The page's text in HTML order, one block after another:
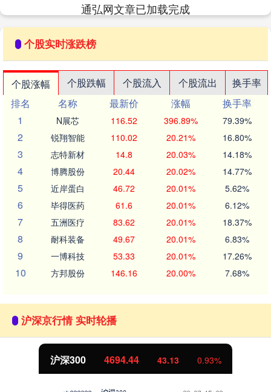
通弘网文章已加载完成
个股实时涨跌榜
个股涨幅 个股跌幅 个股流入 个股流出
换手率
排名
名称 最新价 涨幅
换手率
1
N展芯 116.52 396.89% 79.39%
2 锐翔智能 110.02 20.21% 16.80%
3 志特新材 14.8 20.03% 14.18%
4 博腾股份 20.44 20.02% 14.77%
5 近岸蛋白 46.72 20.01% 5.62%
6 毕得医药 61.6 20.01% 6.12%
7 五洲医疗 83.62 20.01% 18.37%
8 耐科装备 49.67 20.01% 6.83%
9 一博科技 53.33 20.01% 17.26%
10 方邦股份 146.16 20.00% 7.68%
沪深京行情 实时轮播
北证50 1134.24 11.37 1.01%